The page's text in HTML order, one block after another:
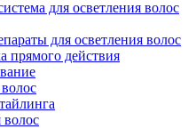
для осветления волос
для осветления волос
прямого действия
волос